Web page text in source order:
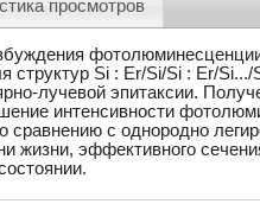
просмотров
структур Si : Er/Si/Si : Er/Si.../
лучевой эпитаксии.
интенсивности
сравнению с однородно
жизни, эффективного